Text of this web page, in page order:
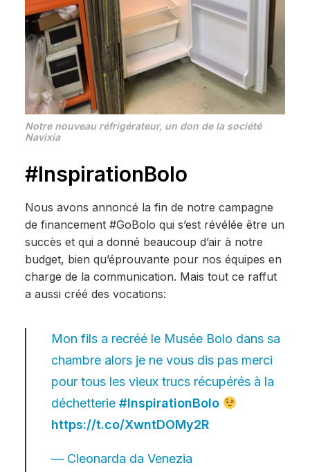
Notre nouveau réfrigérateur, un don de la société
Navixia
#InspirationBolo
Nous avons annoncé la fin de notre campagne
de financement #GoBolo qui s’est révélée être un
succès et qui a donné beaucoup d’air à notre
budget, bien qu’éprouvante pour nos équipes en
charge de la communication. Mais tout ce raffut
a aussi créé des vocations:
Mon fils a recréé le Musée Bolo dans sa
chambre alors je ne vous dis pas merci
pour tous les vieux trucs récupérés à la
déchetterie #InspirationBolo
https://t.co/XwntDOMy2R
— Cleonarda da Venezia